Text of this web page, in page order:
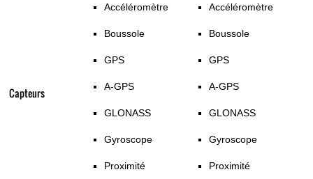
Capteurs
Accéléromètre
Boussole
GPS
A-GPS
GLONASS
Gyroscope
Proximité
Accéléromètre
Boussole
GPS
A-GPS
GLONASS
Gyroscope
Proximité